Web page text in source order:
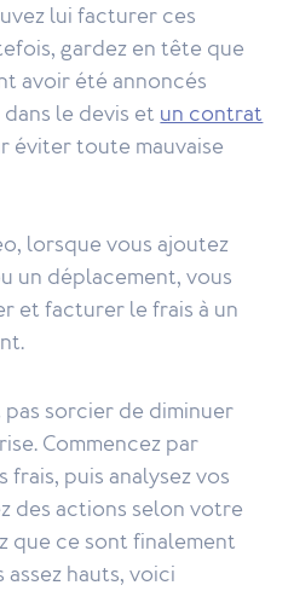
lui facturer ces
gardez en tête que
avoir été annoncés
le devis etun contrat
éviter toute mauvaise
lorsque vous ajoutez
un déplacement, vous
et facturer le frais à un
pas sorcier de diminuer
Commencez par
puis analysez vos
des actions selon votre
que ce sont finalement
hauts, voici